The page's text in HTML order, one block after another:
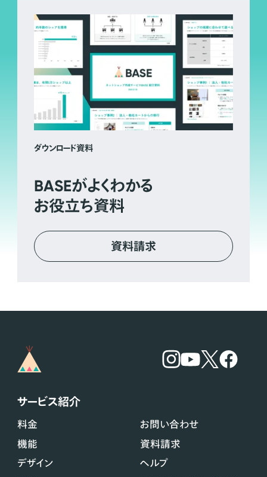
ダウンロード資料
BASEがよくわかる
お役立ち資料
資料請求
サービス紹介
料金
機能
デザイン
お問い合わせ
資料請求
ヘルプ